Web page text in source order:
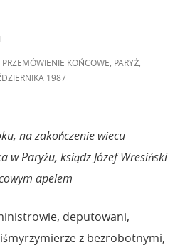
PRZEMÓWIENIE KOŃCOWE, PARYŻ,
1987
na zakończenie wiecu
w Paryżu, ksiądz Józef Wresiński
apelem
deputowani,
z bezrobotnymi,